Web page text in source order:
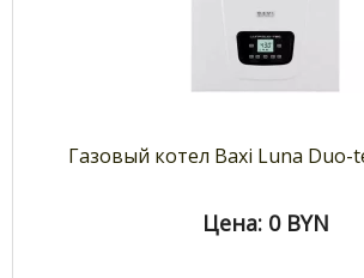
Газовый котел Baxi Luna Duo-
Цена: 0 BYN